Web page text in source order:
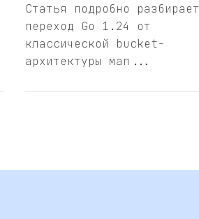
Статья подробно разбирает
переход Go 1.24 от
классической bucket-
архитектуры мап...